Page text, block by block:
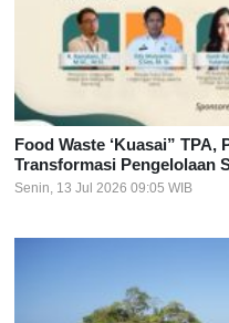
Food Waste ‘Kuasai”
Transformasi Pengelolaan
Senin, 13 Jul 2026 09:05 WIB